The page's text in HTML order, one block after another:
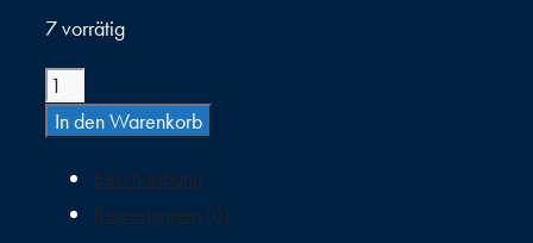
7 vorrätig
THE
HONEY
Sweden
Honungsvinäger
In den Warenkorb
Beschreibung
Bewertungen (0)